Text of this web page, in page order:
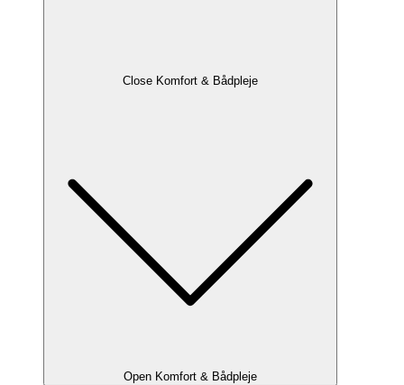
Close Komfort & Bådpleje
Open Komfort & Bådpleje